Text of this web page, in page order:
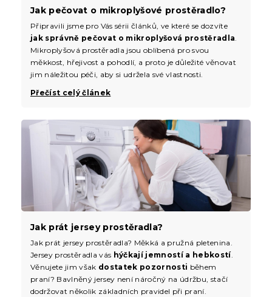
Jak prát jersey prostěradla?
Jak prát jersey prostěradla? Měkká a pružná pletenina.
Jersey prostěradla vás hýčkají jemností a hebkostí.
Věnujete jim však dostatek pozornosti během
praní? Bavlněný jersey není náročný na údržbu, stačí
dodržovat několik základních pravidel při praní.
Jak pečovat o mikroplyšové prostěradlo?
Připravili jsme pro Vás sérii článků, ve které se dozvíte
jak správně pečovat o mikroplyšová prostěradla.
Mikroplyšová prostěradla jsou oblíbená pro svou
měkkost, hřejivost a pohodlí, a proto je důležité věnovat
jim náležitou péči, aby si udržela své vlastnosti.
Přečíst celý článek